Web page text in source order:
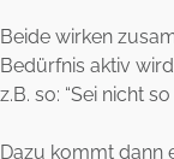
Beide wirken
Bedürfnis aktiv
z.B. so: “Sei nicht
Dazu kommt dann